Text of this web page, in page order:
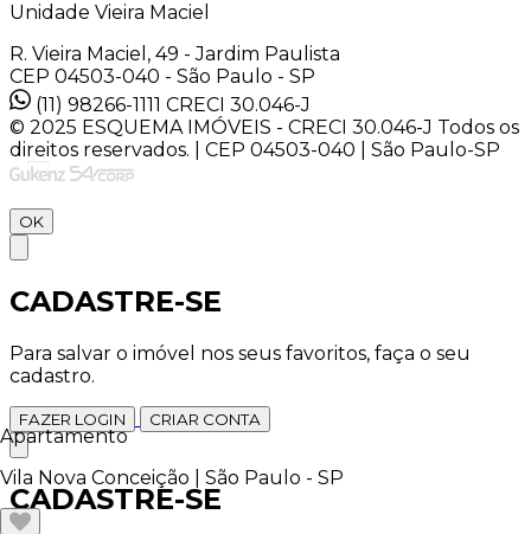
Apartamento
Vila Nova Conceição | São Paulo - SP
Unidade Vieira Maciel
R. Vieira Maciel, 49 - Jardim Paulista
CEP 04503-040 - São Paulo - SP
(11) 98266-1111 CRECI 30.046-J
© 2025 ESQUEMA IMÓVEIS - CRECI 30.046-J Todos os
direitos reservados. | CEP 04503-040 | São Paulo-SP
OK
CADASTRE-SE
Para salvar o imóvel nos seus favoritos, faça o seu
cadastro.
FAZER LOGIN CRIAR CONTA
CADASTRE-SE